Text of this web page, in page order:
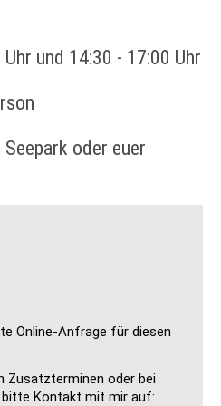
und 14:30 - 17:00 Uhr
oder euer
Online-Anfrage für diesen
Zusatzterminen oder bei
Kontakt mit mir auf: